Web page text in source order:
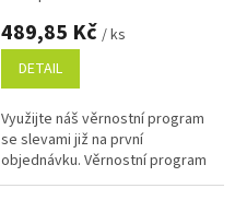
489,85 Kč / ks
DETAIL
Využijte náš věrnostní program
se slevami již na první
objednávku. Věrnostní program